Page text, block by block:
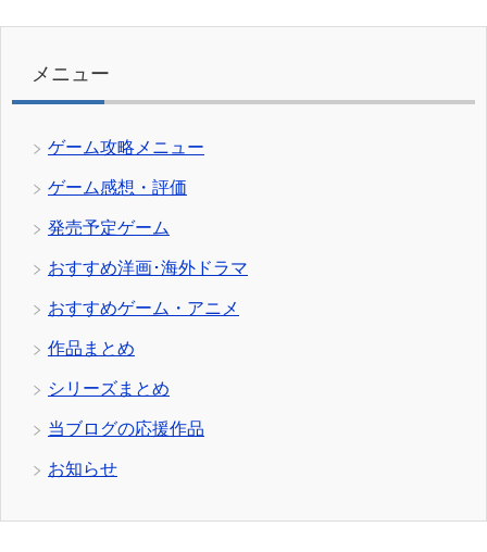
リ
メニュー
ゲーム攻略メニュー
ゲーム感想・評価
発売予定ゲーム
おすすめ洋画･海外ドラマ
おすすめゲーム・アニメ
作品まとめ
シリーズまとめ
当ブログの応援作品
お知らせ